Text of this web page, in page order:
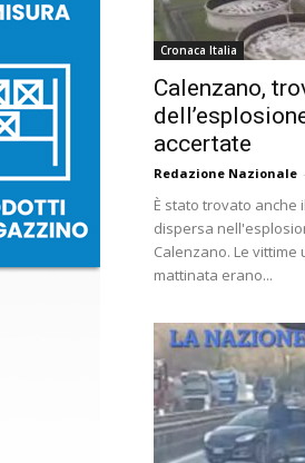
Cronaca Italia
Calenzano,
accertate
Redazione Nazionale -
È stato trovato anche
dispersa
Calenzano. Le vittime
mattinata erano...